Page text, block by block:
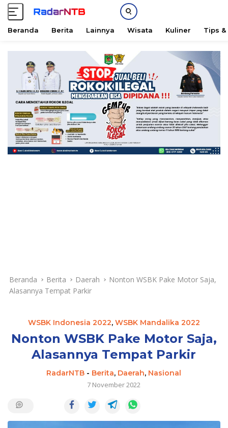
Beranda Berita Lainnya Wisata Kuliner Tips &
Beranda Berita Daerah
Nonton WSBK Pake Motor Saja,
Alasannya Tempat Parkir
WSBK Indonesia 2022, WSBK Mandalika 2022
Nonton WSBK Pake Motor Saja,
Alasannya Tempat Parkir
RadarNTB - Berita, Daerah, Nasional
7 November 2022